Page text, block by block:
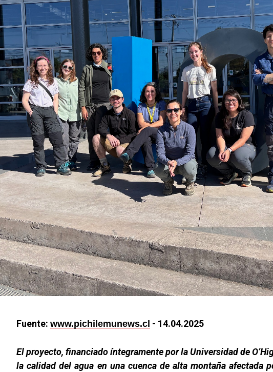
Fuente: www.pichilemunews.cl - 14.04.2025
El proyecto, financiado íntegramente por la Universidad de
la calidad del agua en una cuenca de alta montaña afectada